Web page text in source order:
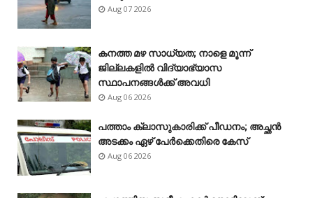
Aug 07 2026
കനത്ത മഴ സാധ്യത; നാളെ മൂന്ന്
ജില്ലകളിൽ വിദ്യാഭ്യാസ
സ്ഥാപനങ്ങൾക്ക് അവധി
Aug 06 2026
പത്താം ക്ലാസുകാരിക്ക് പീഡനം; അച്ഛൻ
അടക്കം ഏഴ് പേർക്കെതിരെ കേസ്
Aug 06 2026